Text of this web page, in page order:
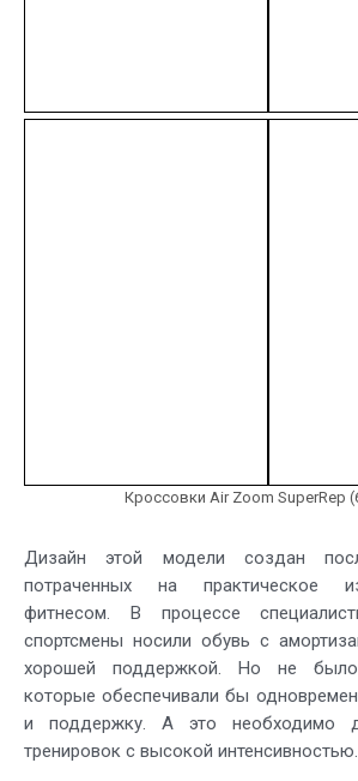
Кроссовки Air Zoom SuperRep
Дизайн этой модели создан
потраченных на практическое
фитнесом. В процессе
спортсмены носили обувь с
хорошей поддержкой. Но не было
которые обеспечивали бы
и поддержку. А это необходимо
тренировок с высокой интенсивностью.